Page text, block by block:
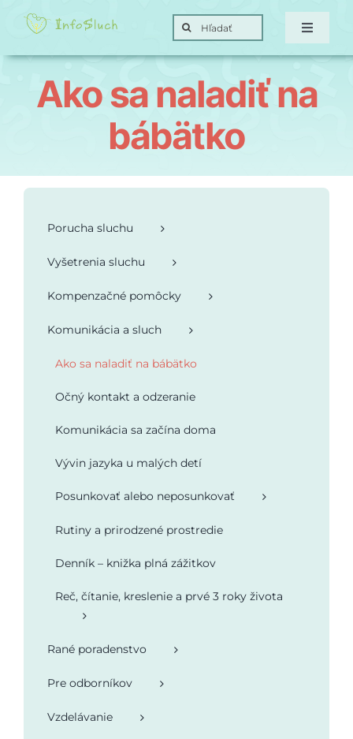
content
Toggle
Posunky
Ciele
Kontakt
Search
for:
Ako sa naladiť na
bábätko
Porucha sluchu
Vyšetrenia sluchu
Kompenzačné pomôcky
Komunikácia a sluch
Ako sa naladiť na bábätko
Očný kontakt a odzeranie
Komunikácia sa začína doma
Vývin jazyka u malých detí
Posunkovať alebo neposunkovať
Rutiny a prirodzené prostredie
Denník – knižka plná zážitkov
Reč, čítanie, kreslenie a prvé 3 roky života
Rané poradenstvo
Pre odborníkov
Vzdelávanie